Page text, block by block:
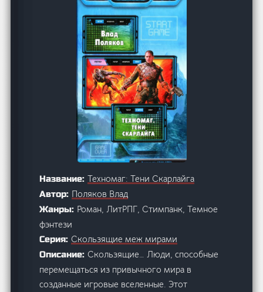
Название:Техномаг: Тени Скарлайга
Автор: Поляков Влад
Жанры: Роман, ЛитРПГ, Стимпанк, Темное
фэнтези
Серия:Скользящие меж мирами
Описание:Скользящие… Люди, способные
перемещаться из привычного мира в
созданные игровые вселенные. Этот